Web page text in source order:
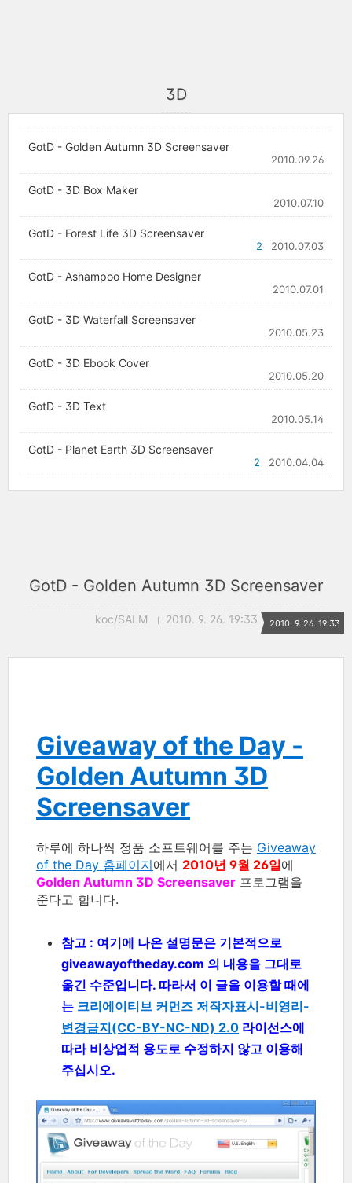
3D
GotD - Golden Autumn 3D Screensaver
2010.09.26
GotD - 3D Box Maker
2010.07.10
GotD - Forest Life 3D Screensaver
2010.07.03
2
GotD - Ashampoo Home Designer
2010.07.01
GotD - 3D Waterfall Screensaver
2010.05.23
GotD - 3D Ebook Cover
2010.05.20
GotD - 3D Text
2010.05.14
GotD - Planet Earth 3D Screensaver
2010.04.04
2
GotD - Golden Autumn 3D Screensaver
koc/SALM 2010. 9. 26. 19:33 2010. 9. 26. 19:33
Giveaway of the Day -
Golden Autumn 3D
Screensaver
하루에 하나씩 정품 소프트웨어를 주는 Giveaway
of the Day 홈페이지에서 2010년 9월 26일에
Golden Autumn 3D Screensaver 프로그램을
준다고 합니다.
참고 : 여기에 나온 설명문은 기본적으로
giveawayoftheday.com 의 내용을 그대로
옮긴 수준입니다. 따라서 이 글을 이용할 때에
는 크리에이티브 커먼즈 저작자표시-비영리-
변경금지(CC-BY-NC-ND) 2.0 라이선스에
따라 비상업적 용도로 수정하지 않고 이용해
주십시오.